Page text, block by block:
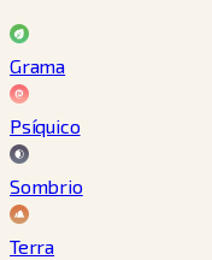
Grama
Psíquico
Sombrio
Terra